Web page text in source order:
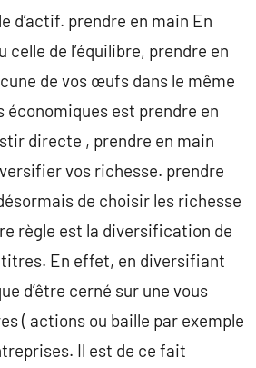
d’actif. prendre en main En
de l’équilibre, prendre en
de vos œufs dans le même
économiques est prendre en
directe , prendre en main
vos richesse. prendre
de choisir les richesse
règle est la diversification de
titres. En effet, en diversifiant
d’être cerné sur une vous
( actions ou baille par exemple
Il est de ce fait